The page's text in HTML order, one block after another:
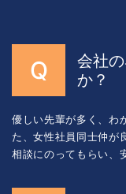
会社
か？
優しい先輩が多く、わ
た、女性社員同士仲が
相談にのってもらい、